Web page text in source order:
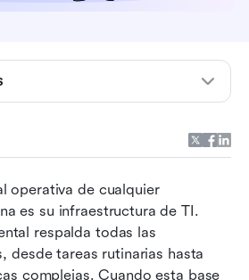
operativa de cualquier
es su infraestructura de TI.
respalda todas las
desde tareas rutinarias hasta
complejas. Cuando esta base
de infraestructura de TI
de TI
gestión de proyectos de
TI